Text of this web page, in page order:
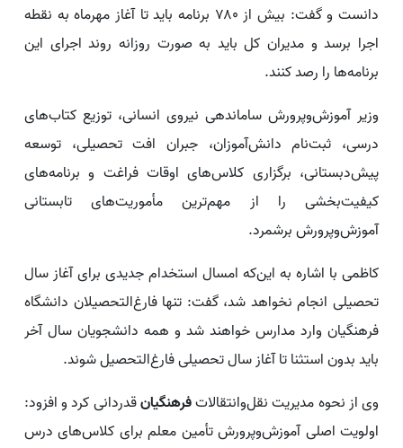
دانست و گفت: بیش از ۷۸۰ برنامه باید تا آغاز مهرماه به نقطه
اجرا برسد و مدیران کل باید به صورت روزانه روند اجرای این
برنامه‌ها را رصد کنند.
وزیر آموزش‌وپرورش ساماندهی نیروی انسانی، توزیع کتاب‌های
درسی، ثبت‌نام دانش‌آموزان، جبران افت تحصیلی، توسعه
پیش‌دبستانی، برگزاری کلاس‌های اوقات فراغت و برنامه‌های
کیفیت‌بخشی را از مهم‌ترین مأموریت‌های تابستانی
آموزش‌وپرورش برشمرد.
کاظمی با اشاره به این‌که امسال استخدام جدیدی برای آغاز سال
تحصیلی انجام نخواهد شد، گفت: تنها فارغ‌التحصیلان دانشگاه
فرهنگیان وارد مدارس خواهند شد و همه دانشجویان سال آخر
باید بدون استثنا تا آغاز سال تحصیلی فارغ‌التحصیل شوند.
وی از نحوه مدیریت نقل‌وانتقالاتفرهنگیانقدردانی کرد و افزود:
اولویت اصلی آموزش‌وپرورش تأمین معلم برای کلاس‌های درس